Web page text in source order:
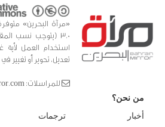
«مرآة البحرين»
3.0 (يتوجب نسب
استخدام العمل لأية
تعديل، تحوير أو تغيير
للمراسلات: editor [at] bahrainmirror.com
من نحن؟
أخبار
ترجمات